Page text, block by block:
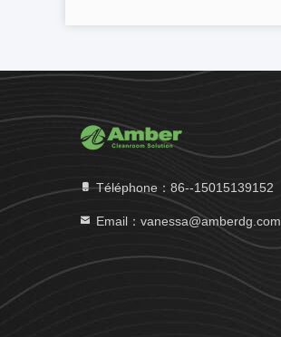
Téléphone：86--15015139152
Email：vanessa@amberdg.com